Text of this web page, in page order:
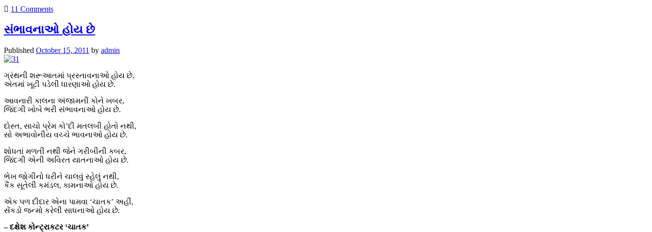
11 Comments
સંભાવનાઓ હોય છે
Published October 15, 2011 by admin
ગ્રંથની શરૂઆતમાં પ્રસ્તાવનાઓ હોય છે,
અંતમાં ખૂટી પડેલી ધારણાઓ હોય છે.
આવનારી કાલના અંજામની કોને ખબર,
જિંદગી ખોબે ભરી સંભાવનાઓ હોય છે.
દોસ્ત, સાચો પ્રેમ કો’દી મતલબી હોતો નથી,
સો અભાવોનીય વચ્ચે ભાવનાઓ હોય છે.
શોધતાં મળતી નથી જેને ગરીબીની કબર,
જિંદગી એની અવિરત યાતનાઓ હોય છે.
ભેખ જોગીનો ધરીને ચાલવું સ્હેલું નથી,
કૈંક સૂતેલી કમંડલ, કામનાઓ હોય છે.
એક પળ દીદાર એના પામવા ‘ચાતક’ અહીં,
સેંકડો જન્મો કરેલી સાધનાઓ હોય છે.
– દક્ષેશ કોન્ટ્રાકટર ‘ચાતક’